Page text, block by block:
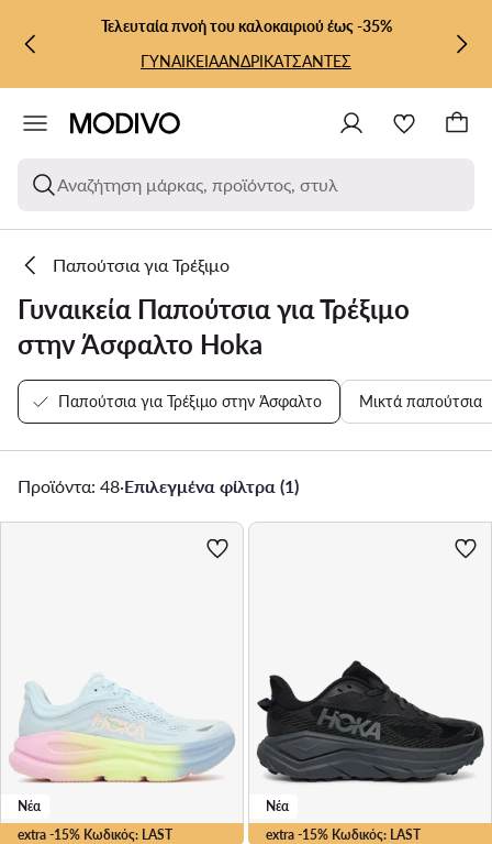
ΜΕΤΆΒΑΣΗ ΣΤΟ ΚΎΡΙΟ ΠΕΡΙΕΧΌΜΕΝΟ
ΜΕΤΆΒΑΣΗ ΣΤΗΝ ΑΝΑΖΉΤΗΣΗ
Τελευταία πνοή του καλοκαιριού έως -35%
ΓΥΝΑΙΚΕΙΑΑΝΔΡΙΚΑΤΣΑΝΤΕΣ
Αναζήτηση μάρκας, προϊόντος, στυλ
Παπούτσια για Τρέξιμο
Γυναικεία Παπούτσια για Τρέξιμο
στην Άσφαλτο Hoka
Παπούτσια για Τρέξιμο στην Άσφαλτο Μικτά παπούτσια
Προϊόντα: 48·Επιλεγμένα φίλτρα (1)
extra -15% Κωδικός: LAST
Νέα
extra -15% Κωδικός: LAST
Νέα